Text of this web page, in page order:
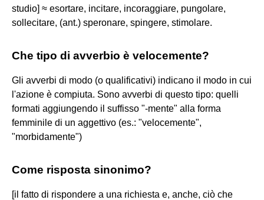
studio] ≈ esortare, incitare, incoraggiare, pungolare,
sollecitare, (ant.) speronare, spingere, stimolare.
Che tipo di avverbio è velocemente?
Gli avverbi di modo (o qualificativi) indicano il modo in cui
l'azione è compiuta. Sono avverbi di questo tipo: quelli
formati aggiungendo il suffisso "-mente" alla forma
femminile di un aggettivo (es.: "velocemente",
"morbidamente")
Come risposta sinonimo?
[il fatto di rispondere a una richiesta e, anche, ciò che